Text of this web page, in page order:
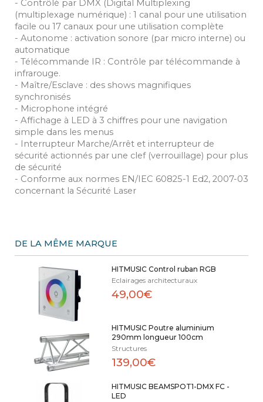
- Contrôlé par DMX (Digital Multiplexing
(multiplexage numérique) : 1 canal pour une utilisation
facile ou 17 canaux pour une utilisation complète
- Autonome : activation sonore (par micro interne) ou
automatique
- Télécommande IR : Contrôle par télécommande à
infrarouge.
- Maître/Esclave : des shows magnifiques
synchronisés
- Microphone intégré
- Affichage à LED à 3 chiffres pour une navigation
simple dans les menus
- Interrupteur Marche/Arrêt et interrupteur de
sécurité actionnés par une clef (verrouillage) pour plus
de sécurité
- Conforme aux normes EN/IEC 60825-1 Ed2, 2007-03
concernant la Sécurité Laser
DE LA MÊME MARQUE
HITMUSIC Control ruban RGB
Eclairages architecturaux
49,00€
HITMUSIC Poutre aluminium
290mm longueur 100cm
Structures
139,00€
HITMUSIC BEAMSPOT1-DMX FC -
LED